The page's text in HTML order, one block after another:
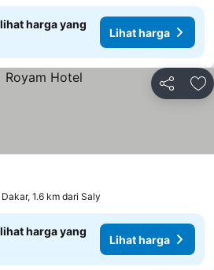
harga yang
Lihat harga
Bagikan
Dakar, 1.6 km dari Saly
harga yang
Lihat harga